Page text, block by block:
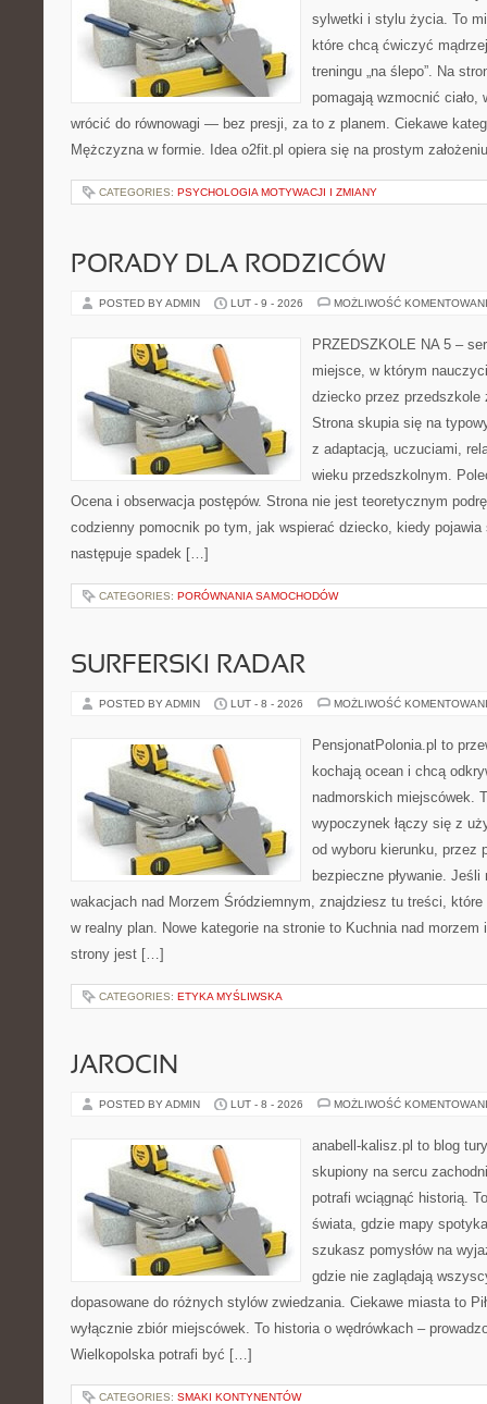
sylwetki i stylu życia. To
które chcą ćwiczyć
treningu „na ślepo”. Na
pomagają wzmocnić
wrócić do równowagi — bez presji, za to z planem. Ciekawe
Mężczyzna w formie. Idea o2fit.pl opiera się na prostym
CATEGORIES: PSYCHOLOGIA MOTYWACJI I ZMIANY
PORADY DLA RODZICÓW
POSTED BY ADMIN LUT - 9 - 2026 MOŻLIWOŚĆ
PRZEDSZKOLE NA 5 –
miejsce, w którym
dziecko przez przedszkole
Strona skupia się na
z adaptacją, uczuciami,
wieku przedszkolnym.
Ocena i obserwacja postępów. Strona nie jest teoretycznym
codzienny pomocnik po tym, jak wspierać dziecko, kiedy pojawia
następuje spadek […]
CATEGORIES: PORÓWNANIA SAMOCHODÓW
SURFERSKI RADAR
POSTED BY ADMIN LUT - 8 - 2026 MOŻLIWOŚĆ
PensjonatPolonia.pl to
kochają ocean i chcą
nadmorskich miejscówek.
wypoczynek łączy się z
od wyboru kierunku, przez
bezpieczne pływanie.
wakacjach nad Morzem Śródziemnym, znajdziesz tu treści, które
w realny plan. Nowe kategorie na stronie to Kuchnia nad morzem
strony jest […]
CATEGORIES: ETYKA MYŚLIWSKA
JAROCIN
POSTED BY ADMIN LUT - 8 - 2026 MOŻLIWOŚĆ
anabell-kalisz.pl to blog
skupiony na sercu
potrafi wciągnąć historią.
świata, gdzie mapy
szukasz pomysłów na
gdzie nie zaglądają
dopasowane do różnych stylów zwiedzania. Ciekawe miasta to
wyłącznie zbiór miejscówek. To historia o wędrówkach –
Wielkopolska potrafi być […]
CATEGORIES: SMAKI KONTYNENTÓW